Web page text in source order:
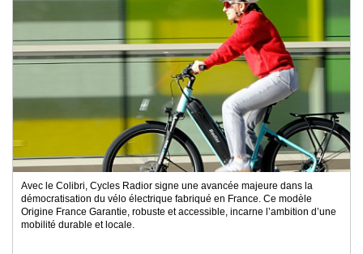
Avec le Colibri, Cycles Radior signe une avancée majeure dans la
démocratisation du vélo électrique fabriqué en France. Ce modèle
Origine France Garantie, robuste et accessible, incarne l’ambition d’une
mobilité durable et locale.